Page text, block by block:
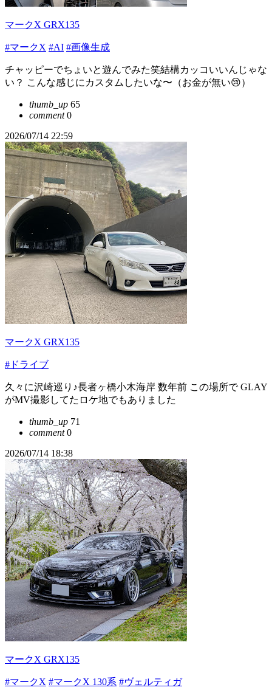
マークX GRX135
#マークX #AI #画像生成
チャッピーでちょいと遊んでみた笑結構カッコいいんじゃな
い？ こんな感じにカスタムしたいな〜（お金が無い😢）
thumb_up 65
comment0
2026/07/14 22:59
マークX GRX135
#ドライブ
久々に沢崎巡り♪長者ヶ橋小木海岸 数年前 この場所で GLAY
がMV撮影してたロケ地でもありました
thumb_up 71
comment0
2026/07/14 18:38
マークX GRX135
#マークX #マークX 130系 #ヴェルティガ